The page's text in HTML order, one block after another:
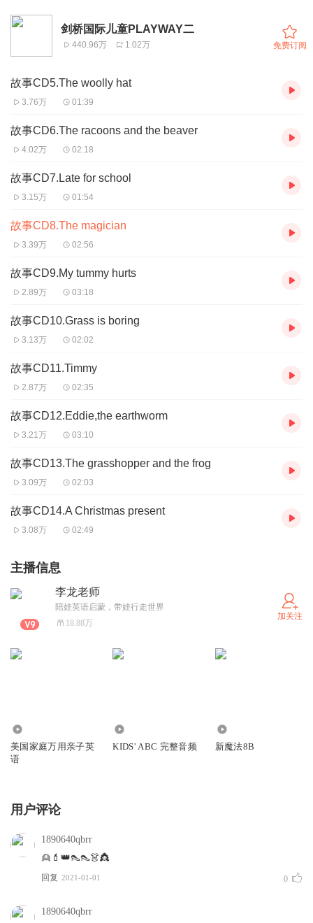
剑桥国际儿童PLAYWAY二
440.96万 1.02万 免费订阅
故事CD5.The woolly hat
3.76万 01:39
故事CD6.The racoons and the beaver
4.02万 02:18
故事CD7.Late for school
3.15万 01:54
故事CD8.The magician
3.39万 02:56
故事CD9.My tummy hurts
2.89万 03:18
故事CD10.Grass is boring
3.13万 02:02
故事CD11.Timmy
2.87万 02:35
故事CD12.Eddie,the earthworm
3.21万 03:10
故事CD13.The grasshopper and the frog
3.09万 02:03
故事CD14.A Christmas present
3.08万 02:49
主播信息
李龙老师
陪娃英语启蒙，带娃行走世界
18.88万
加关注
美国家庭万用亲子英
语
KIDS' ABC 完整音频 新魔法8B
用户评论
1890640qbrr
👱💄👑👠👠👗👸
回复 2021-01-01 0
1890640qbrr